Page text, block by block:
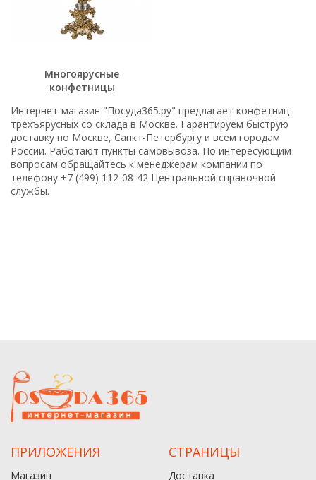
Многоярусные
конфетницы
Интернет-магазин "Посуда365.ру" предлагает конфетниц
трехъярусных со склада в Москве. Гарантируем быструю
доставку по Москве, Санкт-Петербургу и всем городам
России. Работают пункты самовывоза. По интересующим
вопросам обращайтесь к менеджерам компании по
телефону +7 (499) 112-08-42 Центральной справочной
службы.
ПРИЛОЖЕНИЯ
Магазин
СТРАНИЦЫ
Доставка